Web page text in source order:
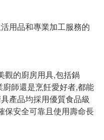
用品和專業加工服務的
觀的廚房用具,包括鍋
師還是烹飪愛好者,都能
產品均採用優質食品級
保安全可靠且使用壽命長